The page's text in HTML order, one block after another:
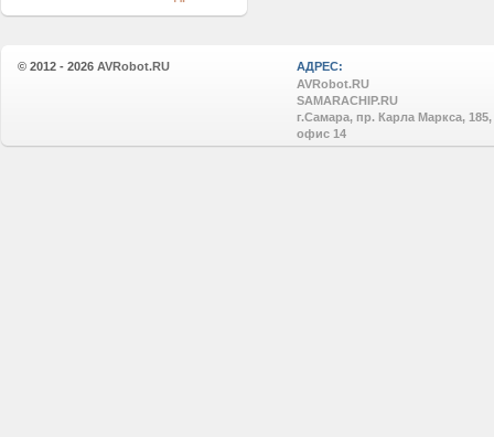
© 2012 - 2026 AVRobot.RU
АДРЕС:
AVRobot.RU
SAMARACHIP.RU
г.Самара, пр. Карла Маркса, 185,
офис 14